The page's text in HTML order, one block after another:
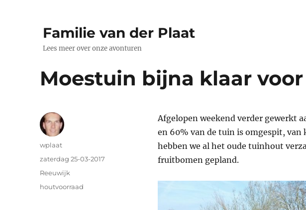
Familie van der Plaat
Lees meer over onze avonturen
Moestuin bijna klaar
Afgelopen weekend verder gewerkt
en 60% van de tuin is omgespit, van
hebben we al het oude tuinhout
fruitbomen gepland.
Auteur
wplaat
Geplaatst
zaterdag 25-03-2017
Categorieën
Reeuwijk
Tags
houtvoorraad